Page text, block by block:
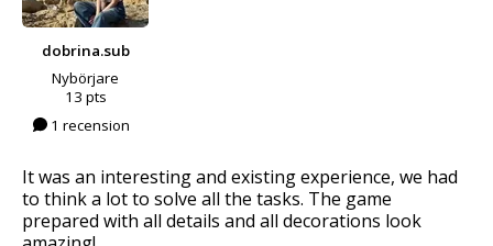
dobrina.sub
Nybörjare
13 pts
1 recension
It was an interesting and existing experience, we had
to think a lot to solve all the tasks. The game
prepared with all details and all decorations look